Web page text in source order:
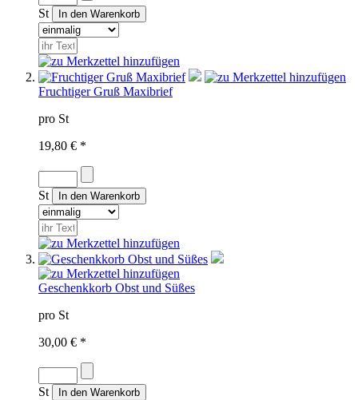
St
Fruchtiger Gruß Maxibrief
pro St
19,80 € *
St
Geschenkkorb Obst und Süßes
pro St
30,00 € *
St